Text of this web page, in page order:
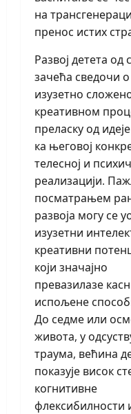
на
пренос истих
Развој детета од
зачећа сведочи о
изузетно
креативном
преласку од
ка његовој
телесној и
реализацији.
посматрањем
развоја могу се
изузетни
креативни
који значајно
превазилазе
испољене
До седме или
живота, у
траума, већина
показује висок
когнитивне
флексибилности